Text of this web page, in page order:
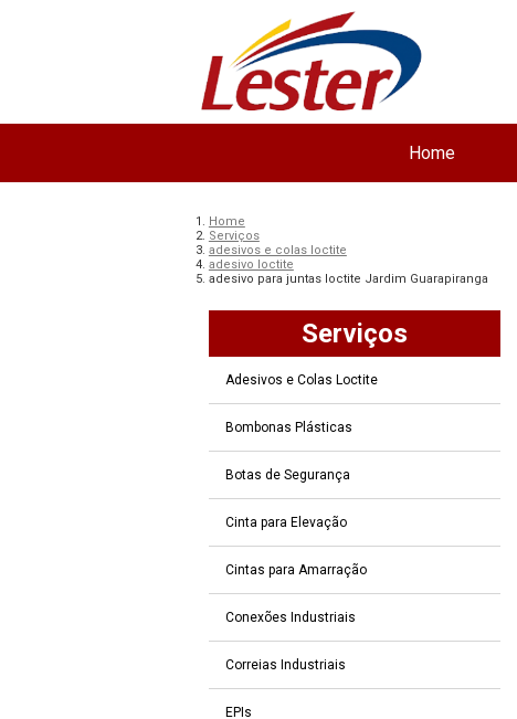
Home
Home
Serviços
adesivos e colas loctite
adesivo loctite
adesivo para juntas loctite Jardim Guarapiranga
Serviços
Adesivos e Colas Loctite
Bombonas Plásticas
Botas de Segurança
Cinta para Elevação
Cintas para Amarração
Conexões Industriais
Correias Industriais
EPIs